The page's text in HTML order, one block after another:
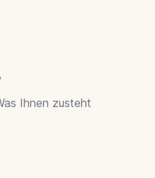
Ihnen zusteht